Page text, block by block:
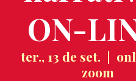
ON-
ter., 13 de set.
  |
zoom